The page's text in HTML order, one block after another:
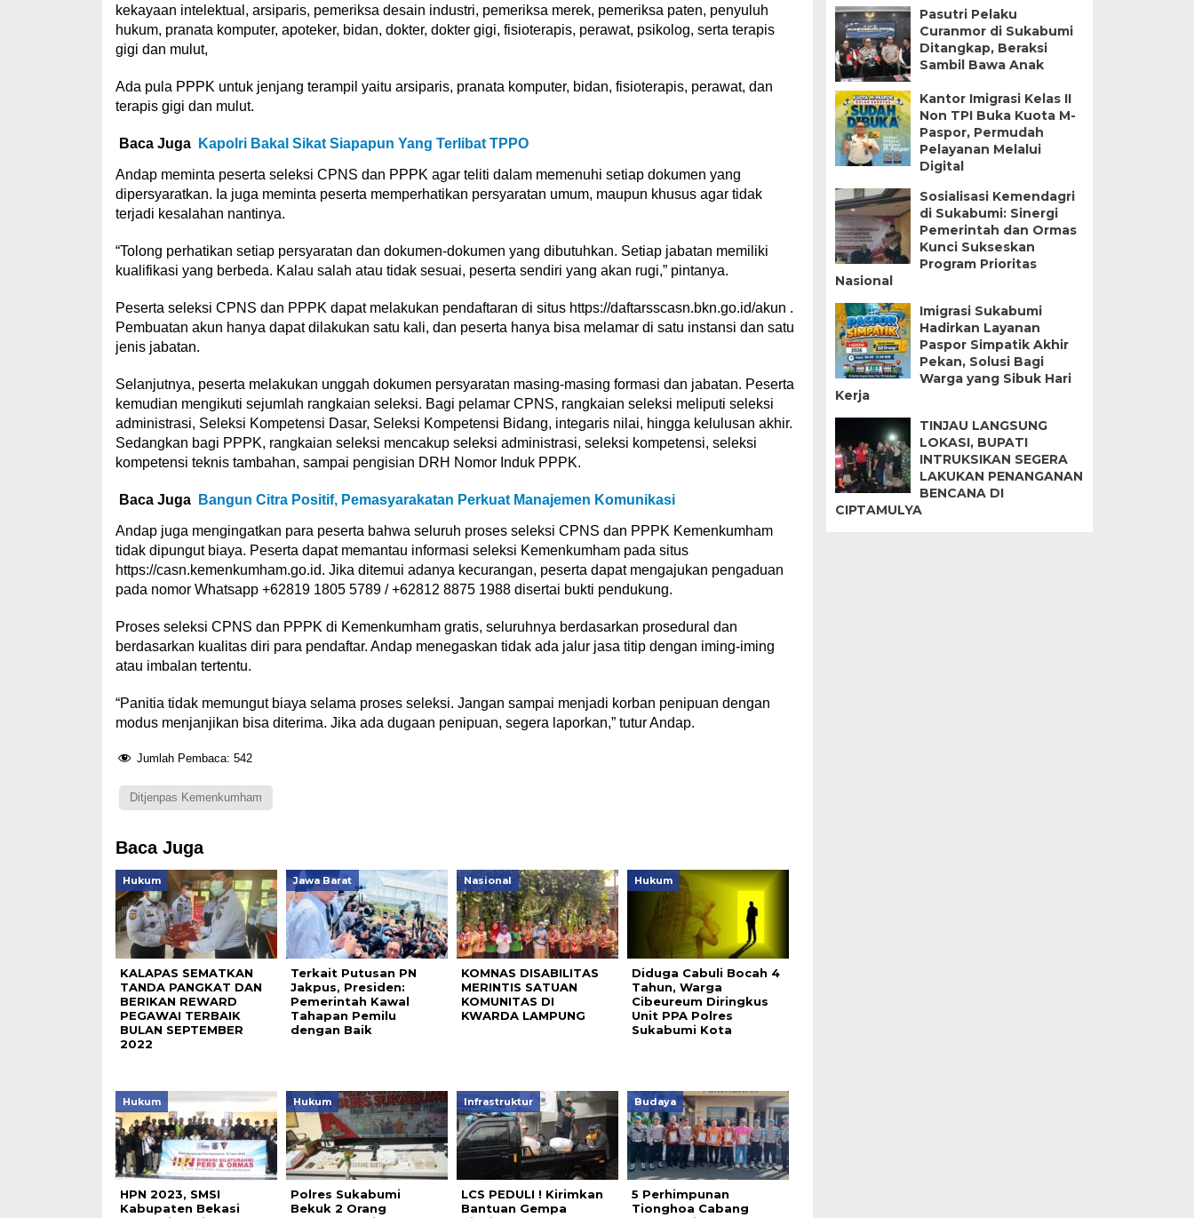
kekayaan intelektual, arsiparis, pemeriksa desain industri, pemeriksa merek, pemeriksa paten, penyuluh
hukum, pranata komputer, apoteker, bidan, dokter, dokter gigi, fisioterapis, perawat, psikolog, serta terapis
gigi dan mulut,
Ada pula PPPK untuk jenjang terampil yaitu arsiparis, pranata komputer, bidan, fisioterapis, perawat, dan
terapis gigi dan mulut.
Baca Juga Kapolri Bakal Sikat Siapapun Yang Terlibat TPPO
Andap meminta peserta seleksi CPNS dan PPPK agar teliti dalam memenuhi setiap dokumen yang
dipersyaratkan. Ia juga meminta peserta memperhatikan persyaratan umum, maupun khusus agar tidak
terjadi kesalahan nantinya.
“Tolong perhatikan setiap persyaratan dan dokumen-dokumen yang dibutuhkan. Setiap jabatan memiliki
kualifikasi yang berbeda. Kalau salah atau tidak sesuai, peserta sendiri yang akan rugi,” pintanya.
Peserta seleksi CPNS dan PPPK dapat melakukan pendaftaran di situs https://daftarsscasn.bkn.go.id/akun .
Pembuatan akun hanya dapat dilakukan satu kali, dan peserta hanya bisa melamar di satu instansi dan satu
jenis jabatan.
Selanjutnya, peserta melakukan unggah dokumen persyaratan masing-masing formasi dan jabatan. Peserta
kemudian mengikuti sejumlah rangkaian seleksi. Bagi pelamar CPNS, rangkaian seleksi meliputi seleksi
administrasi, Seleksi Kompetensi Dasar, Seleksi Kompetensi Bidang, integaris nilai, hingga kelulusan akhir.
Sedangkan bagi PPPK, rangkaian seleksi mencakup seleksi administrasi, seleksi kompetensi, seleksi
kompetensi teknis tambahan, sampai pengisian DRH Nomor Induk PPPK.
Baca Juga Bangun Citra Positif, Pemasyarakatan Perkuat Manajemen Komunikasi
Andap juga mengingatkan para peserta bahwa seluruh proses seleksi CPNS dan PPPK Kemenkumham
tidak dipungut biaya. Peserta dapat memantau informasi seleksi Kemenkumham pada situs
https://casn.kemenkumham.go.id. Jika ditemui adanya kecurangan, peserta dapat mengajukan pengaduan
pada nomor Whatsapp +62819 1805 5789 / +62812 8875 1988 disertai bukti pendukung.
Proses seleksi CPNS dan PPPK di Kemenkumham gratis, seluruhnya berdasarkan prosedural dan
berdasarkan kualitas diri para pendaftar. Andap menegaskan tidak ada jalur jasa titip dengan iming-iming
atau imbalan tertentu.
“Panitia tidak memungut biaya selama proses seleksi. Jangan sampai menjadi korban penipuan dengan
modus menjanjikan bisa diterima. Jika ada dugaan penipuan, segera laporkan,” tutur Andap.
Jumlah Pembaca: 542
Ditjenpas Kemenkumham
Baca Juga
Hukum
KALAPAS SEMATKAN
TANDA PANGKAT DAN
BERIKAN REWARD
PEGAWAI TERBAIK
BULAN SEPTEMBER
2022
Jawa Barat
Terkait Putusan PN
Jakpus, Presiden:
Pemerintah Kawal
Tahapan Pemilu
dengan Baik
Nasional
KOMNAS DISABILITAS
MERINTIS SATUAN
KOMUNITAS DI
KWARDA LAMPUNG
Hukum
Diduga Cabuli Bocah 4
Tahun, Warga
Cibeureum Diringkus
Unit PPA Polres
Sukabumi Kota
Hukum
HPN 2023, SMSI
Kabupaten Bekasi
Hukum
Polres Sukabumi
Bekuk 2 Orang
Infrastruktur
LCS PEDULI ! Kirimkan
Bantuan Gempa
Budaya
5 Perhimpunan
Tionghoa Cabang
Pasutri Pelaku
Curanmor di Sukabumi
Ditangkap, Beraksi
Sambil Bawa Anak
Kantor Imigrasi Kelas II
Non TPI Buka Kuota M-
Paspor, Permudah
Pelayanan Melalui
Digital
Sosialisasi Kemendagri
di Sukabumi: Sinergi
Pemerintah dan Ormas
Kunci Sukseskan
Program Prioritas
Nasional
Imigrasi Sukabumi
Hadirkan Layanan
Paspor Simpatik Akhir
Pekan, Solusi Bagi
Warga yang Sibuk Hari
Kerja
TINJAU LANGSUNG
LOKASI, BUPATI
INTRUKSIKAN SEGERA
LAKUKAN PENANGANAN
BENCANA DI
CIPTAMULYA